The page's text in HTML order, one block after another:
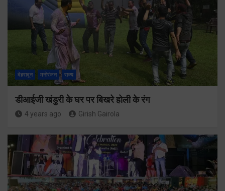
देहरादून मनोरंजन राज्य
डीआईजी खंडुरी के घर पर बिखरे होली के रंग
4 years ago Girish Gairola